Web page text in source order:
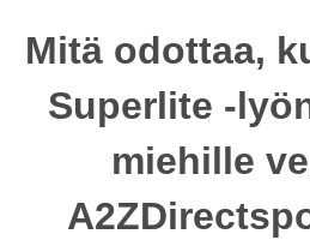
Mitä odottaa,
Superlite -
miehille